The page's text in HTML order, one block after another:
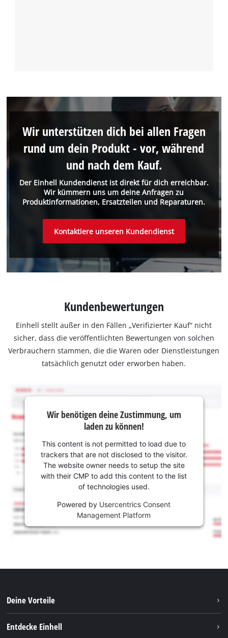
Der Einhell Kundendienst ist direkt für dich erreichbar.
Wir kümmern uns um deine Anfragen zu
Produktinformationen, Ersatzteilen und Reparaturen.
Wir unterstützen dich bei allen Fragen
rund um dein Produkt - vor, während
und nach dem Kauf.
Kontaktiere unseren Kundendienst
Kundenbewertungen
Einhell stellt außer in den Fällen „Verifizierter Kauf“ nicht
sicher, dass die veröffentlichten Bewertungen von solchen
Verbrauchern stammen, die die Waren oder Dienstleistungen
tatsächlich genutzt oder erworben haben.
Wir benötigen deine Zustimmung, um
laden zu können!
This content is not permitted to load due to
trackers that are not disclosed to the visitor.
The website owner needs to setup the site
with their CMP to add this content to the list
of technologies used.
Powered by Usercentrics Consent
Management Platform
Deine Vorteile
Entdecke Einhell